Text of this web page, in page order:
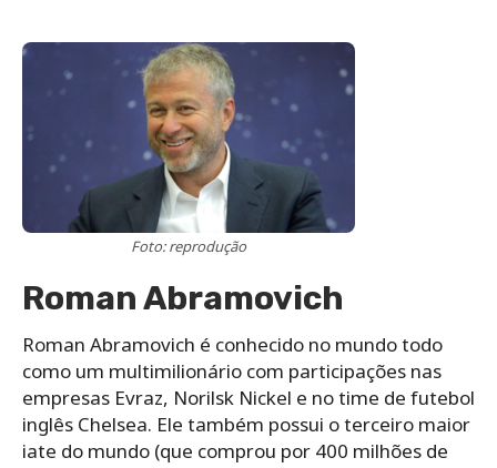
Foto: reprodução
Roman Abramovich
Roman Abramovich é conhecido no mundo todo
como um multimilionário com participações nas
empresas Evraz, Norilsk Nickel e no time de futebol
inglês Chelsea. Ele também possui o terceiro maior
iate do mundo (que comprou por 400 milhões de